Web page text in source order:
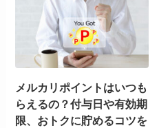
メルカリポイントはいつも
らえるの？付与日や有効期
限、おトクに貯めるコツを